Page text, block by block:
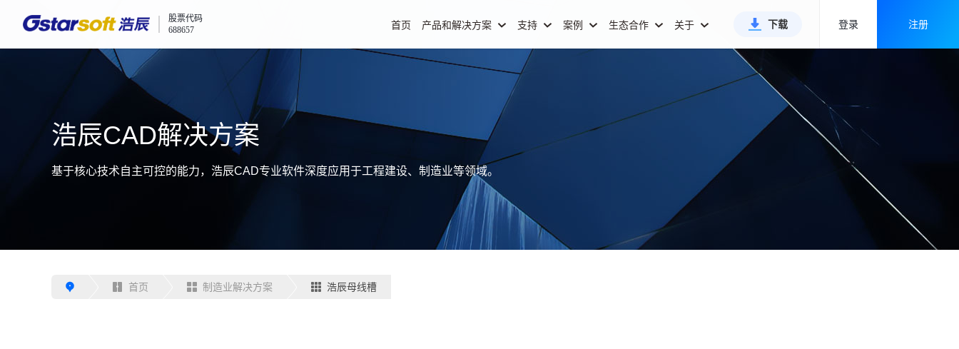
股票代码
688657
首页 产品和解决方案 支持 案例 生态合作 关于 下载 登录 注册
浩辰CAD解决方案
基于核心技术自主可控的能力，浩辰CAD专业软件深度应用于工程建设、制造业等领域。
首页 制造业解决方案 浩辰母线槽